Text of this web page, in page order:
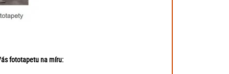
fototapetu na míru: